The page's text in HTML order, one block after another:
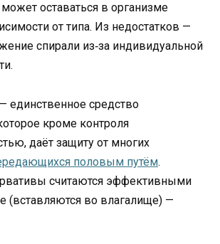
оставаться в организме
от типа. Из недостатков —
спирали из‑за индивидуальной
единственное средство
кроме контроля
даёт защиту от многих
половым путём.
считаются эффективными
(вставляются во влагалище) —